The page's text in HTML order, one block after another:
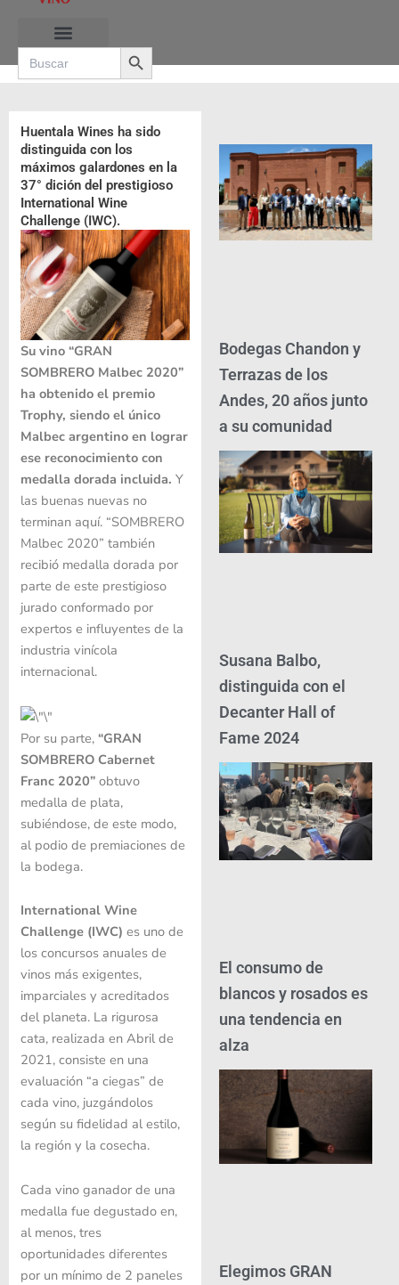
contenido
Search
for:
Search Button
Huentala Wines ha sido
distinguida con los
máximos galardones en la
37° dición del prestigioso
International Wine
Challenge (IWC).
Su vino “GRAN
SOMBRERO Malbec 2020”
ha obtenido el premio
Trophy, siendo el único
Malbec argentino en lograr
ese reconocimiento con
medalla dorada incluida. Y
las buenas nuevas no
terminan aquí. “SOMBRERO
Malbec 2020” también
recibió medalla dorada por
parte de este prestigioso
jurado conformado por
expertos e influyentes de la
industria vinícola
internacional.
Por su parte, “GRAN
SOMBRERO Cabernet
Franc 2020”obtuvo
medalla de plata,
subiéndose, de este modo,
al podio de premiaciones de
la bodega.
International Wine
Challenge (IWC) es uno de
los concursos anuales de
vinos más exigentes,
imparciales y acreditados
del planeta. La rigurosa
cata, realizada en Abril de
2021, consiste en una
evaluación “a ciegas” de
cada vino, juzgándolos
según su fidelidad al estilo,
la región y la cosecha.
Cada vino ganador de una
medalla fue degustado en,
al menos, tres
oportunidades diferentes
por un mínimo de 2 paneles
Bodegas Chandon y
Terrazas de los
Andes, 20 años junto
a su comunidad
Susana Balbo,
distinguida con el
Decanter Hall of
Fame 2024
El consumo de
blancos y rosados es
una tendencia en
alza
Elegimos GRAN